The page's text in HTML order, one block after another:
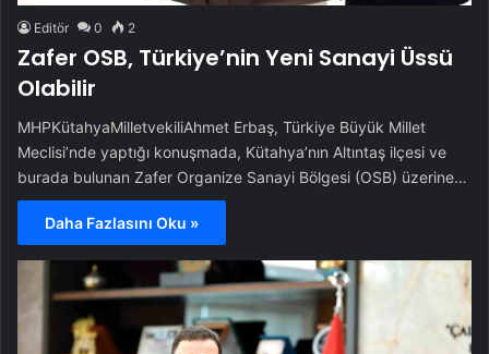
Editör 0 2
Zafer OSB, Türkiye’nin Yeni Sanayi Üssü
Olabilir
MHPKütahyaMilletvekiliAhmet Erbaş, Türkiye Büyük Millet
Meclisi’nde yaptığı konuşmada, Kütahya’nın Altıntaş ilçesi ve
burada bulunan Zafer Organize Sanayi Bölgesi (OSB) üzerine…
Daha Fazlasını Oku »